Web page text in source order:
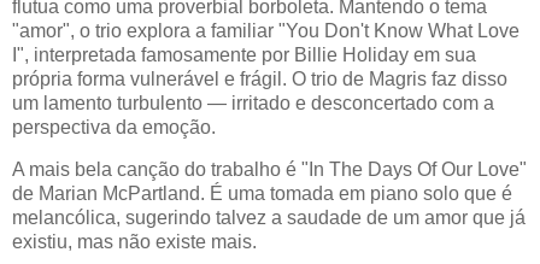
flutua como uma proverbial borboleta. Mantendo o tema
"amor", o trio explora a familiar "You Don't Know What Love
I", interpretada famosamente por Billie Holiday em sua
própria forma vulnerável e frágil. O trio de Magris faz disso
um lamento turbulento — irritado e desconcertado com a
perspectiva da emoção.
A mais bela canção do trabalho é "In The Days Of Our Love"
de Marian McPartland. É uma tomada em piano solo que é
melancólica, sugerindo talvez a saudade de um amor que já
existiu, mas não existe mais.